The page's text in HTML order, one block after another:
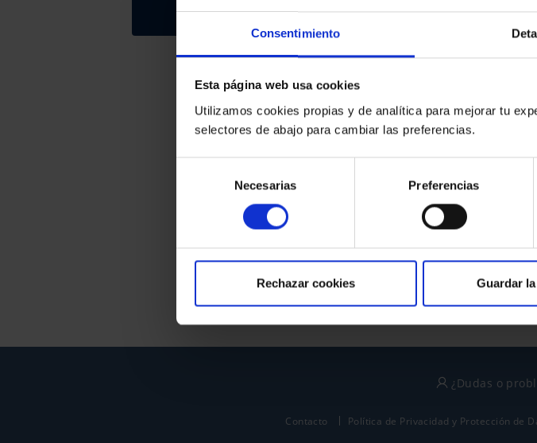
Consentimiento
Esta página web usa cookies
Utilizamos cookies propias y de analítica para mejorar tu
selectores de abajo para cambiar las preferencias.
consentimiento
Necesarias Preferencias
Rechazar cookies Guardar
Entrar
Solicitar Contraseña
¿No
política de privacidad
y
¿Dudas o
Contacto Política de Privacidad y Protección de